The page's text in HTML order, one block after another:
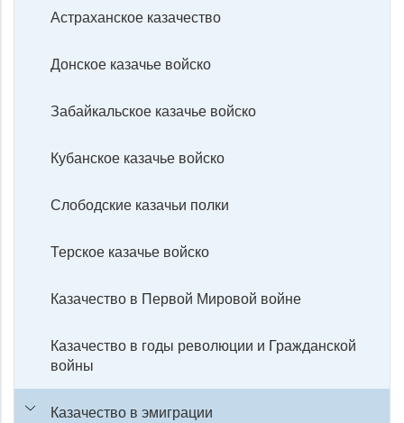
Астраханское казачество
Донское казачье войско
Забайкальское казачье войско
Кубанское казачье войско
Слободские казачьи полки
Терское казачье войско
Казачество в Первой Мировой войне
Казачество в годы революции и Гражданской
войны
Казачество в эмиграции